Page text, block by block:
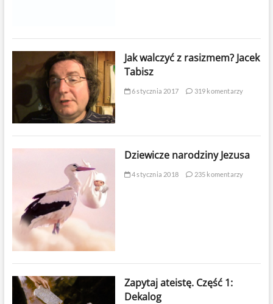
Jak walczyć z rasizmem? Jacek
Tabisz
6 stycznia 2017 319 komentarzy
Dziewicze narodziny Jezusa
4 stycznia 2018 235 komentarzy
Zapytaj ateistę. Część 1:
Dekalog